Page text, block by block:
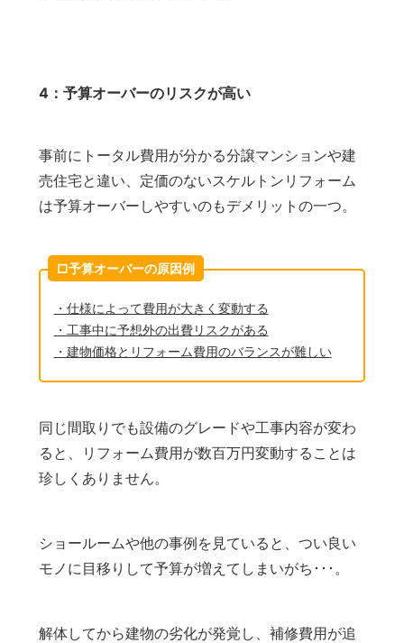
4：予算オーバーのリスクが高い
事前にトータル費用が分かる分譲マンションや建
売住宅と違い、定価のないスケルトンリフォーム
は予算オーバーしやすいのもデメリットの一つ。
□予算オーバーの原因例
・仕様によって費用が大きく変動する
・工事中に予想外の出費リスクがある
・建物価格とリフォーム費用のバランスが難しい
同じ間取りでも設備のグレードや工事内容が変わ
ると、リフォーム費用が数百万円変動することは
珍しくありません。
ショールームや他の事例を見ていると、つい良い
モノに目移りして予算が増えてしまいがち･･･。
解体してから建物の劣化が発覚し、補修費用が追